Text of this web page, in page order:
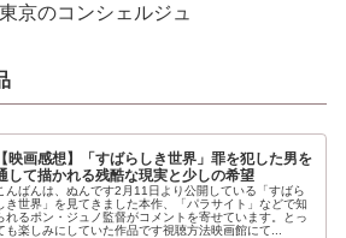
京のコンシェルジュ
【映画感想】「すばらしき世界」罪を犯した男を
して描かれる残酷な現実と少しの希望
んばんは、ぬんです2月11日より公開している「すばら
き世界」を見てきました本作、「パラサイト」などで知
れるポン・ジュノ監督がコメントを寄せています。とっ
も楽しみにしていた作品です視聴方法映画館にて...